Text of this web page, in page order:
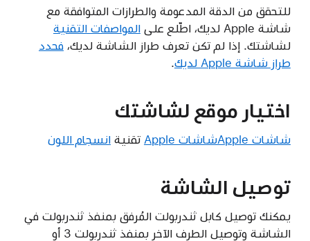
للتحقق من الدقة المدعومة والطرازات المتوافقة مع
شاشة Apple لديك، اطّلع على
المواصفات التقنية
لشاشتك. إذا لم تكن تعرف طراز الشاشة لديك، فحدد
طراز شاشة Apple لديك
.
اختيار موقع لشاشتك
شاشات Apple شاشات Apple تقنية انسجام اللون
توصيل الشاشة
يمكنك توصيل كابل ثندربولت المُرفق بمنفذ ثندربولت في
الشاشة وتوصيل الطرف الآخر بمنفذ ثندربولت 3 أو